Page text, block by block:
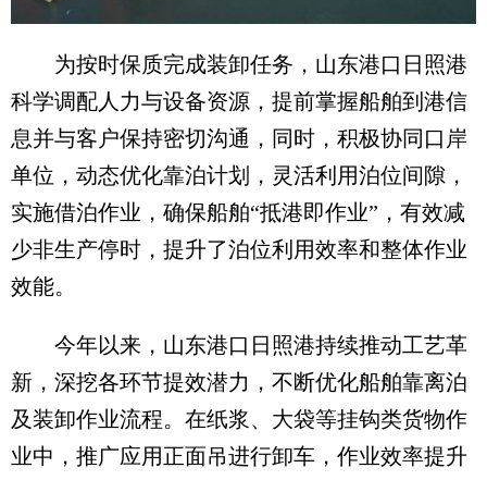
为按时保质完成装卸任务，山东港口日照港
科学调配人力与设备资源，提前掌握船舶到港信
息并与客户保持密切沟通，同时，积极协同口岸
单位，动态优化靠泊计划，灵活利用泊位间隙，
实施借泊作业，确保船舶“抵港即作业”，有效减
少非生产停时，提升了泊位利用效率和整体作业
效能。
今年以来，山东港口日照港持续推动工艺革
新，深挖各环节提效潜力，不断优化船舶靠离泊
及装卸作业流程。在纸浆、大袋等挂钩类货物作
业中，推广应用正面吊进行卸车，作业效率提升